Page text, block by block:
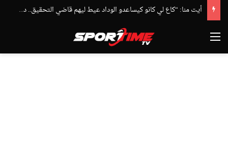
أيت منا: “كاع لي كانو كيساعدو الوداد عيط ليهم قاضي التحقيق.. دابا حتى شي واحد ما بقا باغي يعاون”
القائمة